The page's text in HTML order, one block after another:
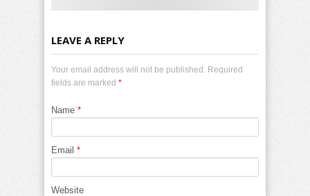
LEAVE A REPLY
Your email address will not be published. Required
fields are marked *
Name *
Email *
Website